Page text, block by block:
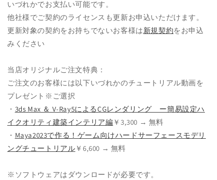
いづれかでお支払い可能です。
他社様でご契約のライセンスも更新お申込いただけます。
更新対象の契約をお持ちでないお客様は新規契約をお申込
みください
当店オリジナルご注文特典：
ご注文のお客様には以下いづれかのチュートリアル動画を
プレゼント※ご選択
・ 3ds Max ＆ V-Ray5によるCGレンダリング ー簡易設定ハ
イクオリティ建築インテリア編 ￥3,300 → 無料
・ Maya2023で作る！ゲーム向けハードサーフェースモデリ
ングチュートリアル ￥6,600 → 無料
※ソフトウェアはダウンロードが必要です。